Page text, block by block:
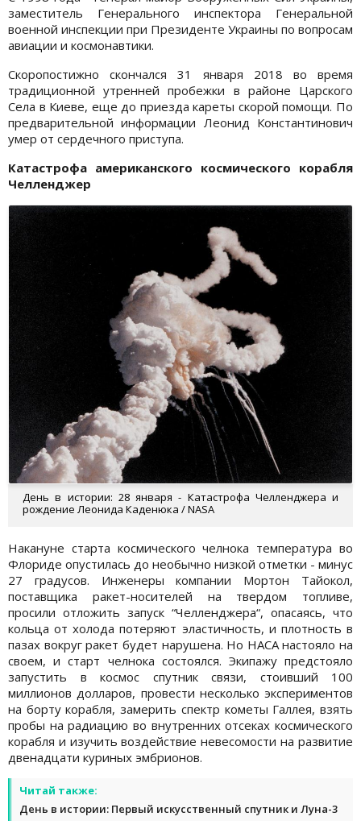
заместитель Генерального инспектора Генеральной
военной инспекции при Президенте Украины по вопросам
авиации и космонавтики.
Скоропостижно скончался 31 января 2018 во время
традиционной утренней пробежки в районе Царского
Села в Киеве, еще до приезда кареты скорой помощи. По
предварительной информации Леонид Константинович
умер от сердечного приступа.
Катастрофа американского космического корабля
Челленджер
День в истории: 28 января - Катастрофа Челленджера и
рождение Леонида Каденюка / NASA
Накануне старта космического челнока температура во
Флориде опустилась до необычно низкой отметки - минус
27 градусов. Инженеры компании Мортон Тайокол,
поставщика ракет-носителей на твердом топливе,
просили отложить запуск “Челленджера“, опасаясь, что
кольца от холода потеряют эластичность, и плотность в
пазах вокруг ракет будет нарушена. Но НАСА настояло на
своем, и старт челнока состоялся. Экипажу предстояло
запустить в космос спутник связи, стоивший 100
миллионов долларов, провести несколько экспериментов
на борту корабля, замерить спектр кометы Галлея, взять
пробы на радиацию во внутренних отсеках космического
корабля и изучить воздействие невесомости на развитие
двенадцати куриных эмбрионов.
Читай также:
День в истории: Первый искусственный спутник и Луна-3